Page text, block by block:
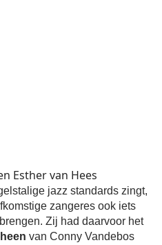
Esther van Hees
jazz standards zingt,
zangeres ook iets
Zij had daarvoor het
van Conny Vandebos